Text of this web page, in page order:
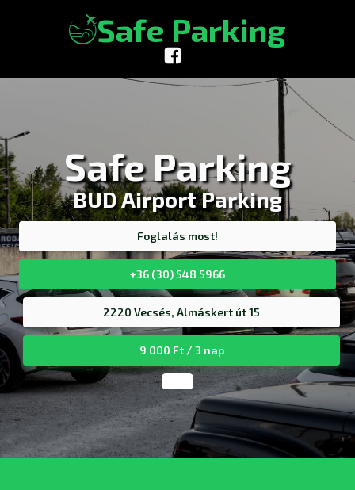
Safe Parking
Safe Parking
BUD Airport Parking
Foglalás most!
+36 (30) 548 5966
2220 Vecsés, Almáskert út 15
9 000 Ft / 3 nap